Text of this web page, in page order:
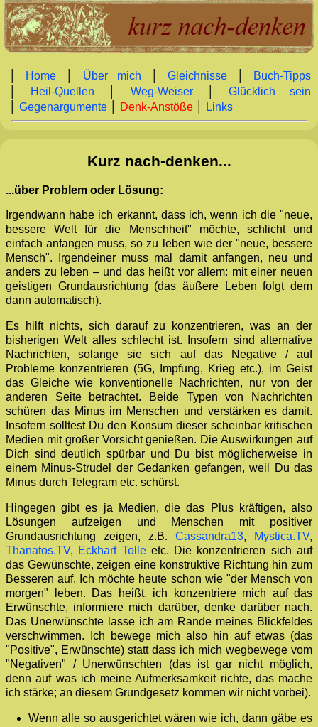
Home Über mich │Gleichnisse
Buch‑Tipps
Heil‑Quellen Weg‑Weiser│Glücklich sein
Gegenargumente│ Denk‑Anstöße│ Links
Kurz nach-denken...
...über Problem oder Lösung:
Irgendwann habe ich erkannt, dass ich, wenn ich die "neue,
bessere Welt für die Menschheit" möchte, schlicht und
einfach anfangen muss, so zu leben wie der "neue, bessere
Mensch". Irgendeiner muss mal damit anfangen, neu und
anders zu leben – und das heißt vor allem: mit einer neuen
geistigen Grundausrichtung (das äußere Leben folgt dem
dann automatisch).
Es hilft nichts, sich darauf zu konzentrieren, was an der
bisherigen Welt alles schlecht ist. Insofern sind alternative
Nachrichten, solange sie sich auf das Negative / auf
Probleme konzentrieren (5G, Impfung, Krieg etc.), im Geist
das Gleiche wie konventionelle Nachrichten, nur von der
anderen Seite betrachtet. Beide Typen von Nachrichten
schüren das Minus im Menschen und verstärken es damit.
Insofern solltest Du den Konsum dieser scheinbar kritischen
Medien mit großer Vorsicht genießen. Die Auswirkungen auf
Dich sind deutlich spürbar und Du bist möglicherweise in
einem Minus-Strudel der Gedanken gefangen, weil Du das
Minus durch Telegram etc. schürst.
Hingegen gibt es ja Medien, die das Plus kräftigen, also
Lösungen aufzeigen und Menschen mit positiver
Grundausrichtung zeigen, z.B. Cassandra13, Mystica.TV,
Thanatos.TV, Eckhart Tolleetc. Die konzentrieren sich auf
das Gewünschte, zeigen eine konstruktive Richtung hin zum
Besseren auf. Ich möchte heute schon wie "der Mensch von
morgen" leben. Das heißt, ich konzentriere mich auf das
Erwünschte, informiere mich darüber, denke darüber nach.
Das Unerwünschte lasse ich am Rande meines Blickfeldes
verschwimmen. Ich bewege mich also hin auf etwas (das
"Positive", Erwünschte) statt dass ich mich wegbewege vom
"Negativen" / Unerwünschten (das ist gar nicht möglich,
denn auf was ich meine Aufmerksamkeit richte, das mache
ich stärke; an diesem Grundgesetz kommen wir nicht vorbei).
Wenn alle so ausgerichtet wären wie ich, dann gäbe es